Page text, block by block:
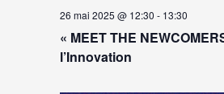
« MEET THE
l’Innovation
26 mai 2025 @ 12:30 - 13:30